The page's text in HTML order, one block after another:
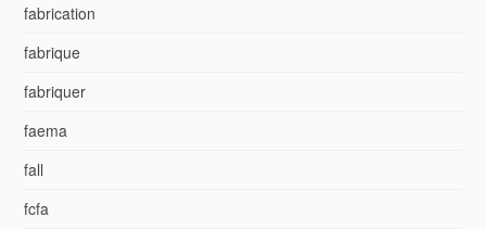
fabrication
fabrique
fabriquer
faema
fall
fcfa